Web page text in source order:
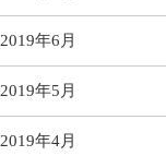
2019年6月
2019年5月
2019年4月